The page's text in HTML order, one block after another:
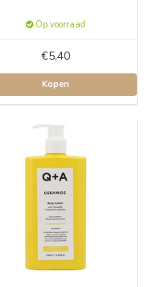
Op voorraad
€5,40
Kopen